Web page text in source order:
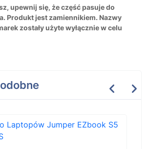
upewnij się, że część pasuje do
Produkt jest zamiennikiem. Nazwy
zostały użyte wyłącznie w celu